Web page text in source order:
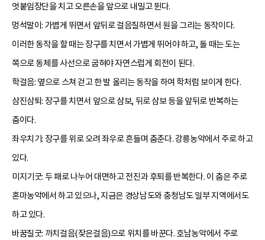
엇붙임장단을 치고 오른손을 앞으로 내밀고 뛴다.
멍석말이: 가볍게 뛰면서 앞뒤로 걸음질하면서 원을 그리는 동작이다.
이러한 동작을 할 때는 장구를 치면서 가볍게 뛰어야 하고, 돌 때는 도는
쪽으로 동체를 사선으로 굽혀야 자연스럽게 회전이 된다.
학걸음: 옆으로 스쳐 걷고 한 발 올리는 동작을 하여 학처럼 보이게 한다.
삼진삼퇴: 장구를 치면서 앞으로 삼보, 뒤로 삼보 등을 앞뒤로 반복하는
춤이다.
좌우치기: 장구를 위로 오려 좌우로 흔들며 춤춘다.강릉농악에서 주로 하고
있다.
미지기굿: 두 패로 나누어 대면하고 전진과 후퇴를 반복한다. 이 춤은 주로
혼마농악에서 하고 있으나, 지금은 경상남도와 충청남도 일부 지역에서도
하고 있다.
바꿈질굿: 까치걸음(잦은걸음)으로 위치를 바꾼다. 호남농악에서 주로